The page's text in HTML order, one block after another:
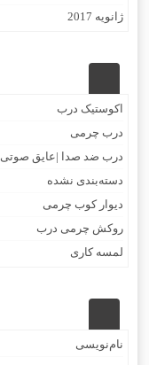
ژانویه 2017
اکوستیک درب
درب چرمی
درب ضد صدا |عایق صوتی
دسته‌بندی نشده
دیوار کوب چرمی
روکش چرمی درب
لمسه کاری
نام‌نویسی